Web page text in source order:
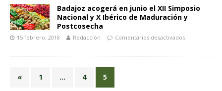
Badajoz acogerá en junio el XII Simposio
Nacional y X Ibérico de Maduración y
Postcosecha
15 febrero, 2018 Redacción Comentarios desactivados
« 1 … 4 5